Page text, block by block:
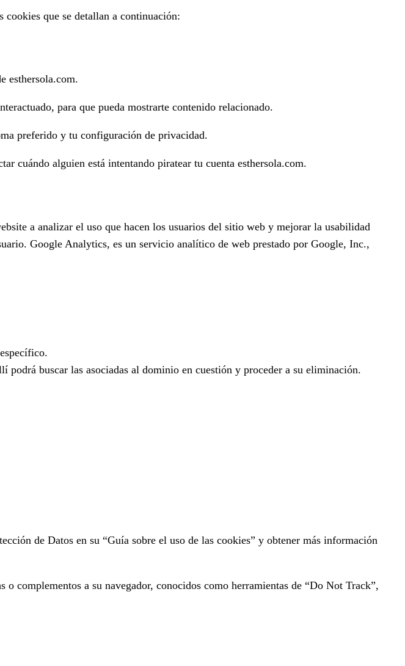
que se detallan a continuación:
esthersola.com.
para que pueda mostrarte contenido relacionado.
preferido y tu configuración de privacidad.
cuándo alguien está intentando piratear tu cuenta esthersola.com.
a analizar el uso que hacen los usuarios del sitio web y mejorar la usabilidad
Google Analytics, es un servicio analítico de web prestado por Google, Inc.,
buscar las asociadas al dominio en cuestión y proceder a su eliminación.
de Datos en su “Guía sobre el uso de las cookies” y obtener más información
complementos a su navegador, conocidos como herramientas de “Do Not Track”,